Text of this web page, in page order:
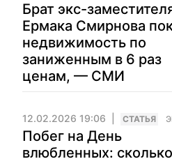
Брат экс-
Ермака Смирнова
недвижимость по
заниженным в 6 раз
ценам, — СМИ
12.02.2026 19:06 CТАТЬЯ
Побег на День
влюбленных: сколько